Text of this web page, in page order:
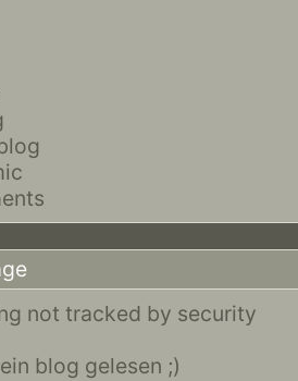
not tracked by security
blog gelesen ;)